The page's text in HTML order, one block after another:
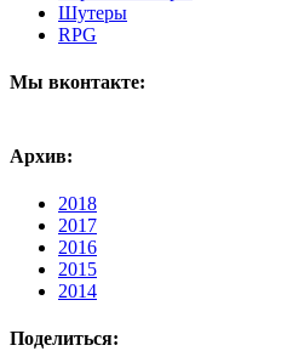
Шутеры
RPG
Мы вконтакте:
Архив:
2018
2017
2016
2015
2014
Поделиться: